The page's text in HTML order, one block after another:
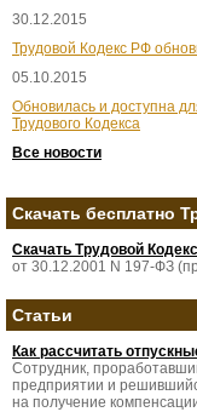
30.12.2015
Трудовой Кодекс РФ
05.10.2015
Обновилась и доступна
Трудового Кодекса
Все новости
Скачать бесплатно
Скачать Трудовой
от 30.12.2001 N 197-ФЗ
Статьи
Как рассчитать
Сотрудник,
предприятии и
на получение